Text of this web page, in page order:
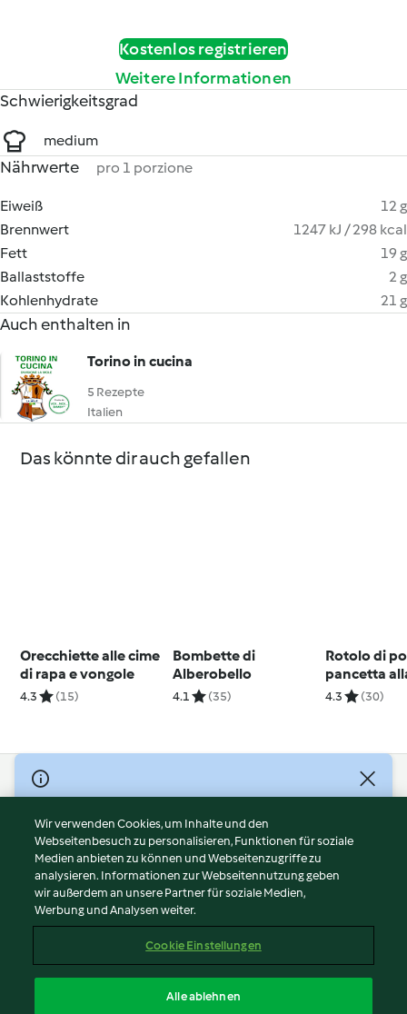
Kostenlos registrieren
Weitere Informationen
Schwierigkeitsgrad
medium
Nährwerte pro 1 porzione
Eiweiß
12 g
Brennwert
1247 kJ / 298 kcal
Fett
19 g
Ballaststoffe
2 g
Kohlenhydrate
21 g
Auch enthalten in
Torino in cucina
5 Rezepte
Italien
Das könnte dir auch gefallen
Orecchiette alle cime
di rapa e vongole
4.3 (15)
Bombette di
Alberobello
4.1 (35)
Rotolo di
pancetta
4.3 (30)
© Copyright 2026
Nutzungsbedingungen
Datenschutzrichtlinien
Disclaimer
Impressum
Cookies
Abo kündigen
Wir verwenden Cookies, um Inhalte und den
Webseitenbesuch zu personalisieren, Funktionen für soziale
Medien anbieten zu können und Webseitenzugriffe zu
analysieren. Informationen zur Webseitennutzung geben
wir außerdem an unsere Partner für soziale Medien,
Werbung und Analysen weiter.
Cookie Einstellungen
Alle ablehnen